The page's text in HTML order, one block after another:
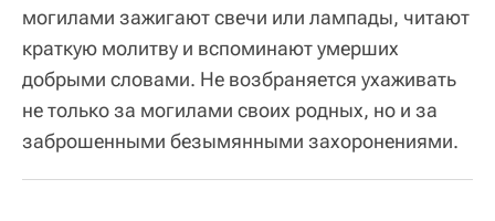
могилами зажигают свечи или лампады, читают
краткую молитву и вспоминают умерших
добрыми словами. Не возбраняется ухаживать
не только за могилами своих родных, но и за
заброшенными безымянными захоронениями.